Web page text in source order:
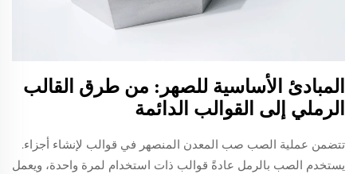
المبادئ الأساسية للصهر: من طرق القالب
الرملي إلى القوالب الدائمة
تتضمن عملية الصب صب المعدن المنصهر في قوالب لإنشاء أجزاء.
يستخدم الصب بالرمل عادةً قوالب ذات استخدام لمرة واحدة، ويعمل